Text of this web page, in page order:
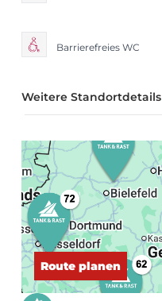
Barrierefreies WC
Weitere Standortdetails
Route planen